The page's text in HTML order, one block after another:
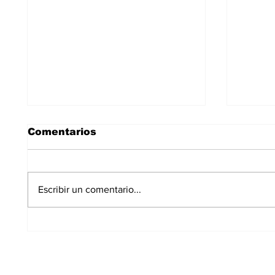
Comentarios
Escribir un comentario...